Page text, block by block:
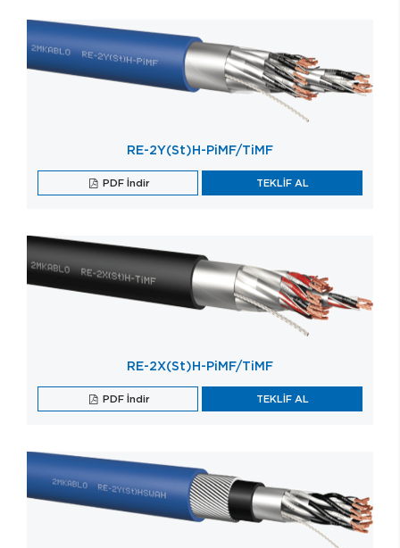
RE-2Y(St)H-PiMF/TiMF
PDF İndir TEKLİF AL
RE-2X(St)H-PiMF/TiMF
PDF İndir TEKLİF AL